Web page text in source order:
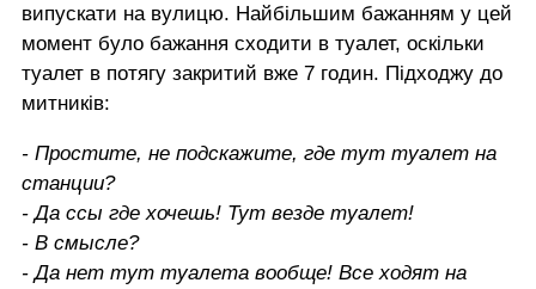
випускати на вулицю. Найбільшим бажанням у цей
момент було бажання сходити в туалет, оскільки
туалет в потягу закритий вже 7 годин. Підходжу до
митників:
- Простите, не подскажите, где тут туалет на
станции?
- Да ссы где хочешь! Тут везде туалет!
- В смысле?
- Да нет тут туалета вообще! Все ходят на